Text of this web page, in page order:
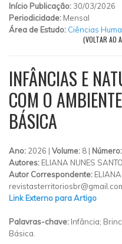
Início Publicação: 30/03/2026
Periodicidade: Mensal
Área de Estudo: Ciências
(VOLTAR AO
INFÂNCIAS E
COM O
BÁSICA
Ano: 2026 | Volume: 8 | Número:
Autores: ELIANA NUNES
Autor Correspondente:
Link Externo para Artigo
Palavras-chave: Infância;
Básica.